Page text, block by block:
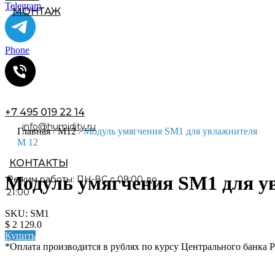
+7 495 019 22 14
Режим работы: ПН-ВС с 09:00 до
21:00
Telegram
Phone
Главная / M12/ Модуль умягчения SM1 для увлажнителя
M 12
Модуль умягчения SM1 для
SKU: SM1
$ 2 129.0
Купить
*Оплата производится в рублях по курсу Центрального банка